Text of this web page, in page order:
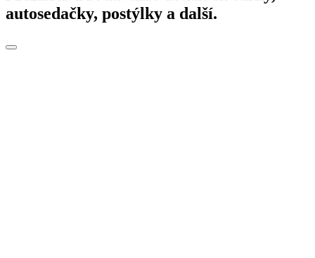
autosedačky, postýlky a další.
Toggle